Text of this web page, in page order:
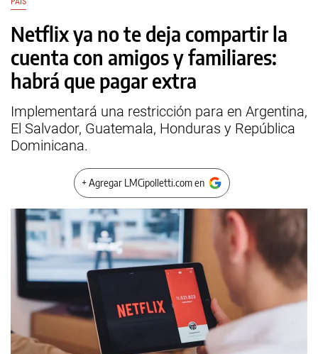
Netflix ya no te deja compartir la
cuenta con amigos y familiares:
habrá que pagar extra
Implementará una restricción para en Argentina,
El Salvador, Guatemala, Honduras y República
Dominicana.
+ Agregar LMCipolletti.com en